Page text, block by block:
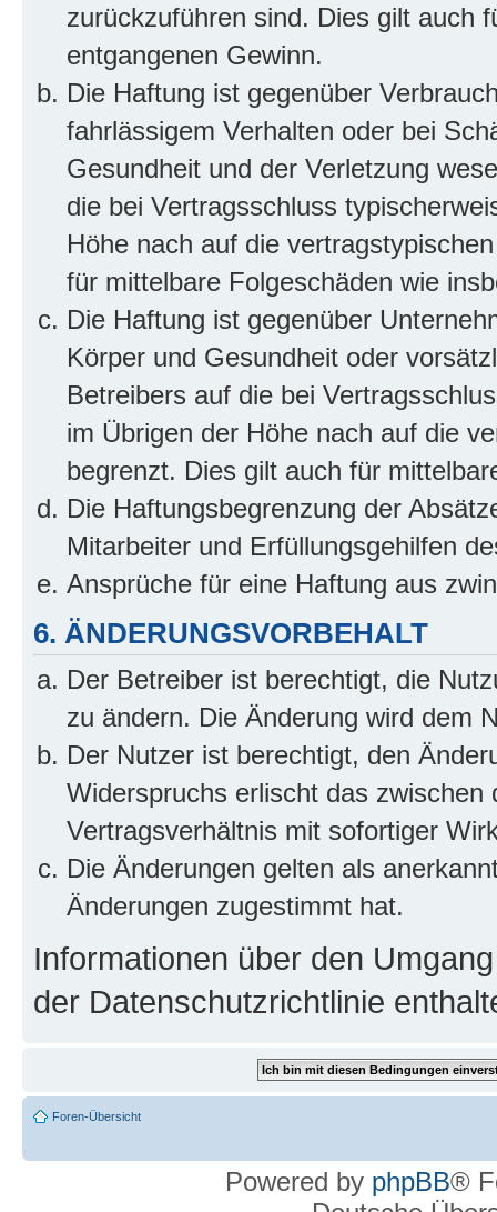
zurückzuführen sind. Dies gilt auch
entgangenen Gewinn.
Die Haftung ist gegenüber
fahrlässigem Verhalten oder bei
Gesundheit und der Verletzung
die bei Vertragsschluss
Höhe nach auf die
für mittelbare Folgeschäden wie
Die Haftung ist gegenüber
Körper und Gesundheit oder
Betreibers auf die bei
im Übrigen der Höhe nach auf die
begrenzt. Dies gilt auch für
Die Haftungsbegrenzung der
Mitarbeiter und Erfüllungsgehilfen
Ansprüche für eine Haftung aus
6. ÄNDERUNGSVORBEHALT
Der Betreiber ist berechtigt, die
zu ändern. Die Änderung wird dem
Der Nutzer ist berechtigt, den
Widerspruchs erlischt das
Vertragsverhältnis mit sofortiger
Die Änderungen gelten als
Änderungen zugestimmt hat.
Informationen über den
der Datenschutzrichtlinie
Foren-Übersicht
Powered by phpBB®